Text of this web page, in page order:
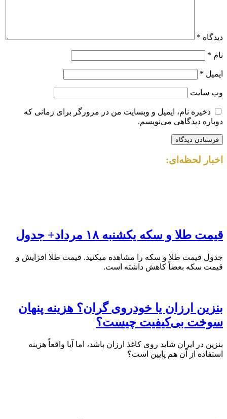
دیدگاه *
نام *
ایمیل *
وب‌ سایت
ذخیره نام، ایمیل و وبسایت من در مرورگر برای زمانی که
دوباره دیدگاهی می‌نویسم.
اخبار لحظه‌ای:
قیمت طلا و سکه یکشنبه ۱۸ مرداد+ جدول
جدول قیمت طلا و سکه را مشاهده میکنید. قیمت‌ طلا افزایش و
قیمت سکه بعضاً کاهش داشته است.
بنزین ارزان یا خودروی گران؟ هزینه پنهان
سوخت بی‌کیفیت چیست؟
بنزین در ایران شاید روی کاغذ ارزان باشد، اما آیا واقعاً هزینه
استفاده از آن هم پایین است؟